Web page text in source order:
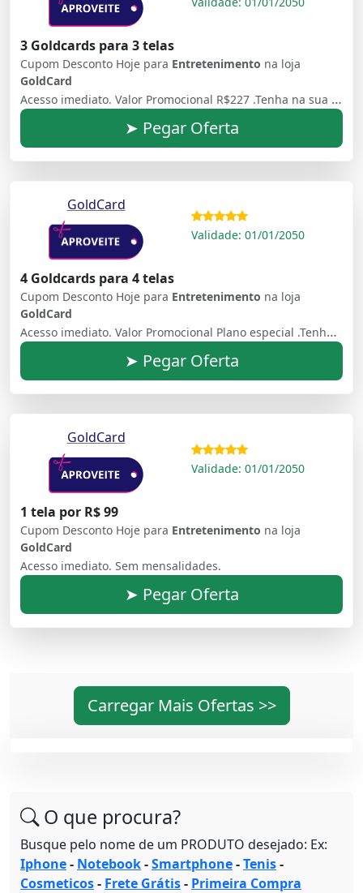
3 Goldcards para 3 telas
Cupom Desconto Hoje para Entretenimento na loja
GoldCard
Acesso imediato. Valor Promocional R$227 .Tenha na sua casa centenas de canais, filmes e séries ilimitados sem mensalidade.
➤ Pegar Oferta
GoldCard
Validade: 01/01/2050
4 Goldcards para 4 telas
Cupom Desconto Hoje para Entretenimento na loja
GoldCard
Acesso imediato. Valor Promocional Plano especial .Tenha na sua casa centenas de canais, filmes e séries ilimitados sem mensalidade.
➤ Pegar Oferta
GoldCard
Validade: 01/01/2050
1 tela por R$ 99
Cupom Desconto Hoje para Entretenimento na loja
GoldCard
Acesso imediato. Sem mensalidades.
➤ Pegar Oferta
Carregar Mais Ofertas >>
O que procura?
Busque pelo nome de um PRODUTO desejado: Ex:
Iphone- Notebook-Smartphone-Tenis-
Cosmeticos- Frete Grátis- Primeira Compra